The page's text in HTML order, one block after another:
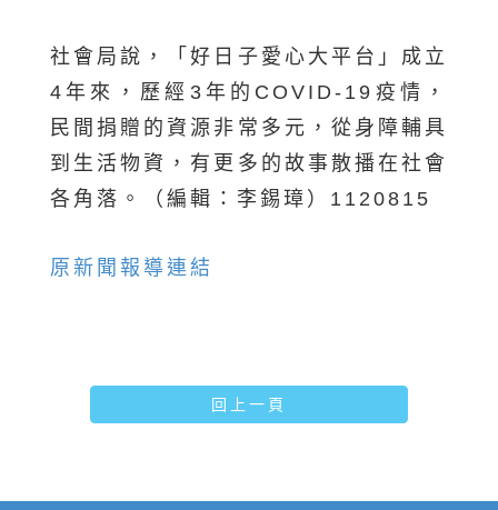
社會局說，「好日子愛心大平台」成立
4年來，歷經3年的COVID-19疫情，
民間捐贈的資源非常多元，從身障輔具
到生活物資，有更多的故事散播在社會
各角落。（編輯：李錫璋）1120815
原新聞報導 連結
回上一頁